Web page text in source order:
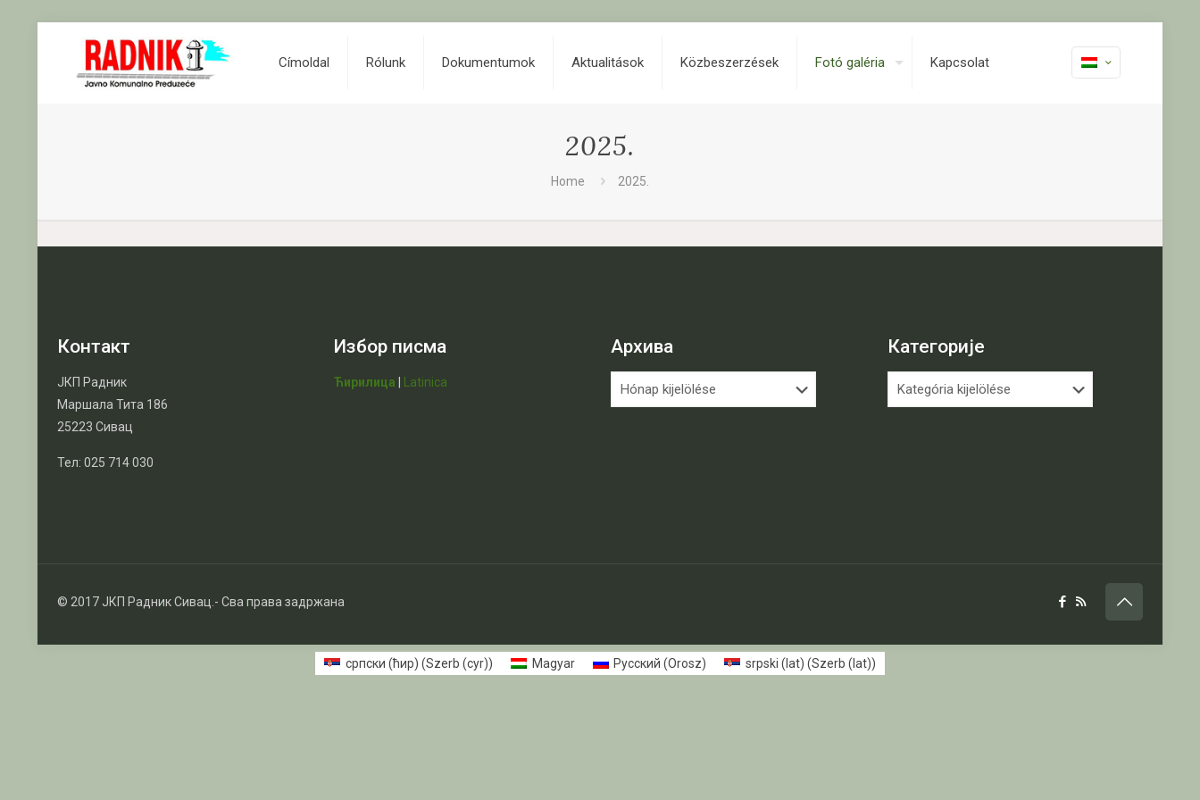
Címoldal Rólunk Dokumentumok Aktualitások Közbeszerzések Fotó galéria Kapcsolat
2025.
Home 2025.
Контакт
ЈКП Радник
Маршала Тита 186
25223 Сивац
Тел: 025 714 030
Избор писма
Ћирилица Latinica
Архива
Архива
Категорије
Категорије
© 2017 ЈКП Радник Сивац.- Сва права задржана
српски (ћир) (Szerb (cyr)) Magyar Русский (Orosz) srpski (lat) (Szerb (lat))